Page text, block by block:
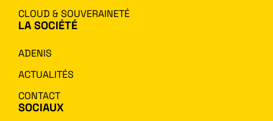
CLOUD & SOUVERAINETÉ
LA SOCIÉTÉ
ADENIS
ACTUALITÉS
CONTACT
SOCIAUX